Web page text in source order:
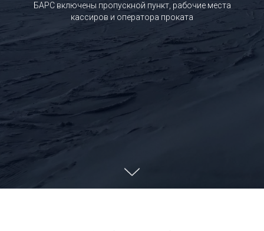
БАРС включены пропускной пункт, рабочие места
кассиров и оператора проката